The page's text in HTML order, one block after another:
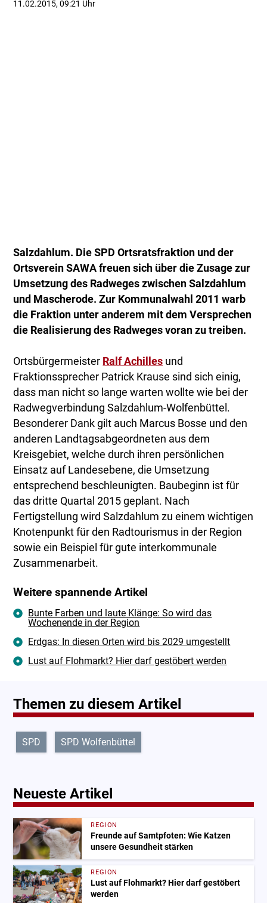
11.02.2015, 09:21 Uhr
Salzdahlum. Die SPD Ortsratsfraktion und der
Ortsverein SAWA freuen sich über die Zusage zur
Umsetzung des Radweges zwischen Salzdahlum
und Mascherode. Zur Kommunalwahl 2011 warb
die Fraktion unter anderem mit dem Versprechen
die Realisierung des Radweges voran zu treiben.
Ortsbürgermeister Ralf Achilles und
Fraktionssprecher Patrick Krause sind sich einig,
dass man nicht so lange warten wollte wie bei der
Radwegverbindung Salzdahlum-Wolfenbüttel.
Besonderer Dank gilt auch Marcus Bosse und den
anderen Landtagsabgeordneten aus dem
Kreisgebiet, welche durch ihren persönlichen
Einsatz auf Landesebene, die Umsetzung
entsprechend beschleunigten. Baubeginn ist für
das dritte Quartal 2015 geplant. Nach
Fertigstellung wird Salzdahlum zu einem wichtigen
Knotenpunkt für den Radtourismus in der Region
sowie ein Beispiel für gute interkommunale
Zusammenarbeit.
Weitere spannende Artikel
Bunte Farben und laute Klänge: So wird das
Wochenende in der Region
Erdgas: In diesen Orten wird bis 2029 umgestellt
Lust auf Flohmarkt? Hier darf gestöbert werden
Themen zu diesem Artikel
SPD SPD Wolfenbüttel
Neueste Artikel
REGION
Freunde auf Samtpfoten: Wie Katzen
unsere Gesundheit stärken
REGION
Lust auf Flohmarkt? Hier darf gestöbert
werden